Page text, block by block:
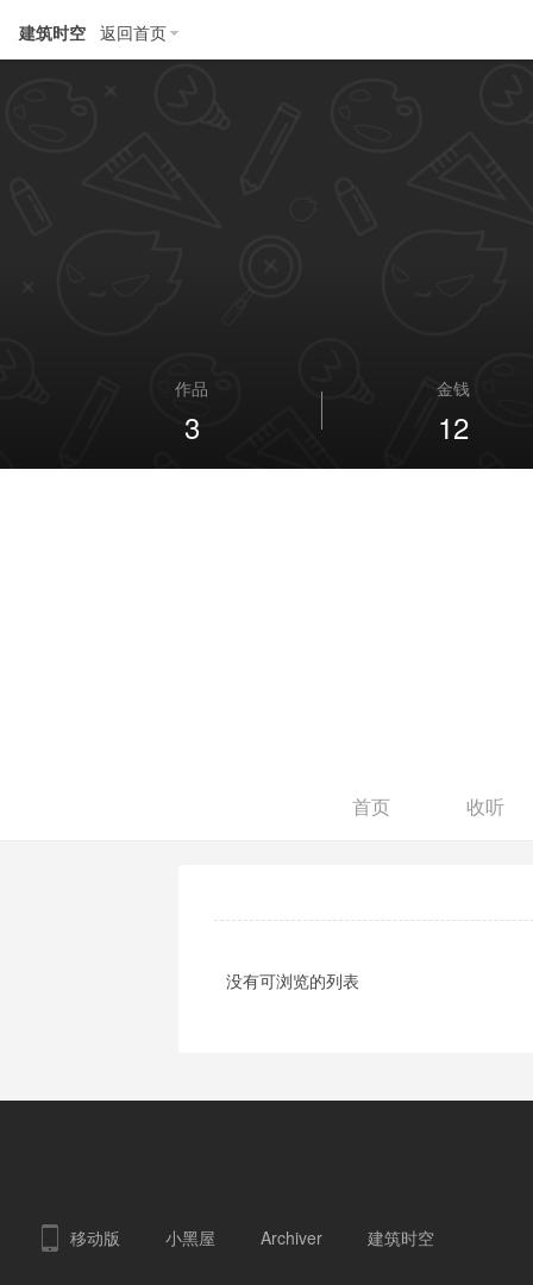
建筑时空 返回首页
作品
3
金钱
12
首页 收听
没有可浏览的列表
移动版 小黑屋 Archiver 建筑时空